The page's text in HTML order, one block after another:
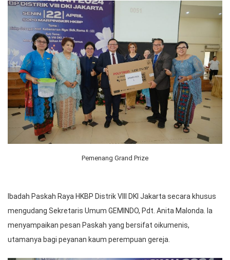
Pemenang Grand Prize
Ibadah Paskah Raya HKBP Distrik VIII DKI Jakarta secara khusus
mengudang Sekretaris Umum GEMINDO, Pdt. Anita Malonda. Ia
menyampaikan pesan Paskah yang bersifat oikumenis,
utamanya bagi peyanan kaum perempuan gereja.